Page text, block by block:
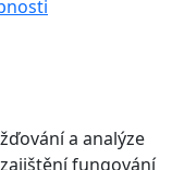
a analýze
fungování